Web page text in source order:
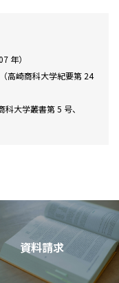
年）
高崎商科大学紀要第 24
大学叢書第 5 号、
資料請求